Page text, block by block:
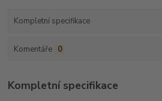
Kompletní specifikace
Komentáře 0
Kompletní specifikace